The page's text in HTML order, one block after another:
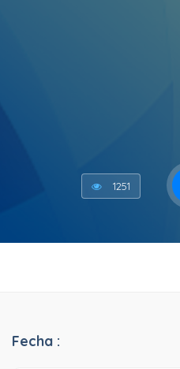
1251
Fecha :